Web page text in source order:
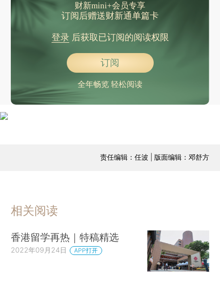
财新mini+会员专享
订阅后赠送财新通单篇卡
登录后获取已订阅的阅读权限
订阅
全年畅览 轻松阅读
责任编辑：任波 | 版面编辑：邓舒方
相关阅读
香港留学再热｜特稿精选
2022年09月24日 APP打开